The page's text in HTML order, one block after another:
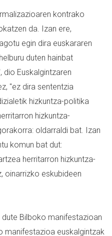
kontrako
da. Izan ere,
egin dira euskararen
duten hainbat
dio Euskalgintzaren
"ez dira sententzia
hizkuntza-politika
hizkuntza-
oldarraldi bat. Izan
komun bat dut:
herritarron hizkuntza-
oinarrizko eskubideen
Bilboko manifestazioan
manifestazioa euskalgintzak